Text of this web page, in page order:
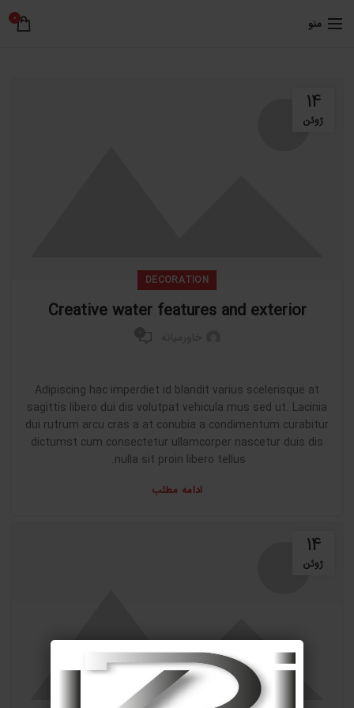
منو 0
14
ژوئن
DECORATION
Creative water features and exterior
Adipiscing hac imperdiet id blandit varius scelerisque at
sagittis libero dui dis volutpat vehicula mus sed ut. Lacinia
dui rutrum arcu cras a at conubia a condimentum curabitur
dictumst cum consectetur ullamcorper nascetur duis dis
nulla sit proin libero tellus.
ادامه مطلب
14
ژوئن